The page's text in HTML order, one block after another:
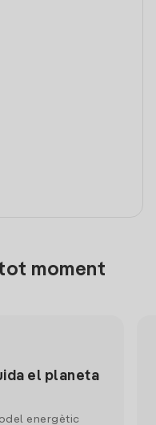
moment
el planeta
energètic